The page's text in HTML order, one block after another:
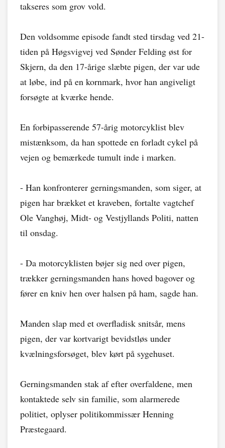
takseres som grov vold.
Den voldsomme episode fandt sted tirsdag ved 21-
tiden på Høgsvigvej ved Sønder Felding øst for
Skjern, da den 17-årige slæbte pigen, der var ude
at løbe, ind på en kornmark, hvor han angiveligt
forsøgte at kværke hende.
En forbipasserende 57-årig motorcyklist blev
mistænksom, da han spottede en forladt cykel på
vejen og bemærkede tumult inde i marken.
- Han konfronterer gerningsmanden, som siger, at
pigen har brækket et kraveben, fortalte vagtchef
Ole Vanghøj, Midt- og Vestjyllands Politi, natten
til onsdag.
- Da motorcyklisten bøjer sig ned over pigen,
trækker gerningsmanden hans hoved bagover og
fører en kniv hen over halsen på ham, sagde han.
Manden slap med et overfladisk snitsår, mens
pigen, der var kortvarigt bevidstløs under
kvælningsforsøget, blev kørt på sygehuset.
Gerningsmanden stak af efter overfaldene, men
kontaktede selv sin familie, som alarmerede
politiet, oplyser politikommissær Henning
Præstegaard.